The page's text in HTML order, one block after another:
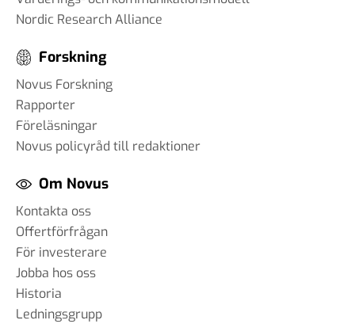
Nordic Research Alliance
Forskning
Novus Forskning
Rapporter
Föreläsningar
Novus policyråd till redaktioner
Om Novus
Kontakta oss
Offertförfrågan
För investerare
Jobba hos oss
Historia
Ledningsgrupp